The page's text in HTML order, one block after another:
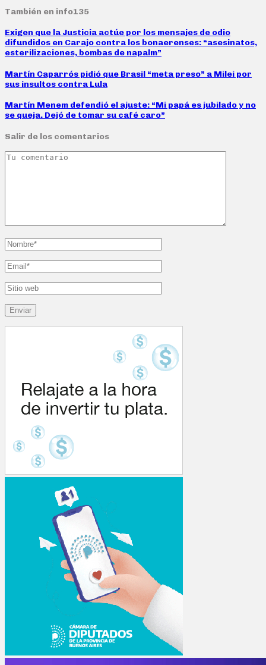
También en info135
Exigen que la Justicia actúe por los mensajes de odio
difundidos en Carajo contra los bonaerenses: “asesinatos,
esterilizaciones, bombas de napalm”
Martín Caparrós pidió que Brasil “meta preso” a Milei por
sus insultos contra Lula
Martín Menem defendió el ajuste: “Mi papá es jubilado y no
se queja. Dejó de tomar su café caro”
Salir de los comentarios